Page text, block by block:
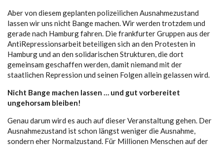
Aber von diesem geplanten polizeilichen Ausnahmezustand
lassen wir uns nicht Bange machen. Wir werden trotzdem und
gerade nach Hamburg fahren. Die frankfurter Gruppen aus der
AntiRepressionsarbeit beteiligen sich an den Protesten in
Hamburg und an den solidarischen Strukturen, die dort
gemeinsam geschaffen werden, damit niemand mit der
staatlichen Repression und seinen Folgen allein gelassen wird.
Nicht Bange machen lassen … und gut vorbereitet
ungehorsam bleiben!
Genau darum wird es auch auf dieser Veranstaltung gehen. Der
Ausnahmezustand ist schon längst weniger die Ausnahme,
sondern eher Normalzustand. Für Millionen Menschen auf der